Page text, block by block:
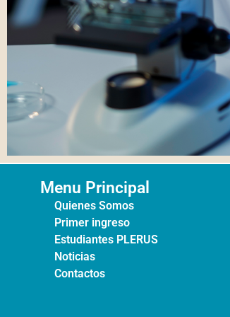
Menu Principal
Quienes Somos
Primer ingreso
Estudiantes PLERUS
Noticias
Contactos